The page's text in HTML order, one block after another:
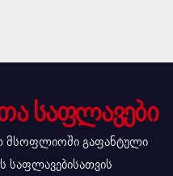
საფლავები
მსოფლიოში გაფანტული
საფლავებისათვის